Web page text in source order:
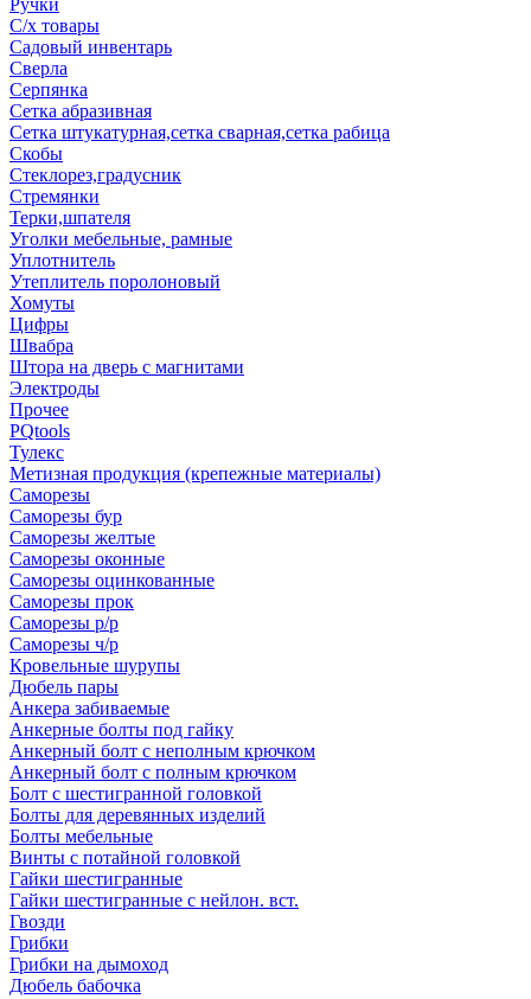
Ручки
С/х товары
Садовый инвентарь
Сверла
Серпянка
Сетка абразивная
Сетка штукатурная,сетка сварная,сетка рабица
Скобы
Стеклорез,градусник
Стремянки
Терки,шпателя
Уголки мебельные, рамные
Уплотнитель
Утеплитель поролоновый
Хомуты
Цифры
Швабра
Штора на дверь с магнитами
Электроды
Прочее
PQtools
Тулекс
Метизная продукция (крепежные материалы)
Саморезы
Саморезы бур
Саморезы желтые
Саморезы оконные
Саморезы оцинкованные
Саморезы прок
Саморезы р/р
Саморезы ч/р
Кровельные шурупы
Дюбель пары
Анкера забиваемые
Анкерные болты под гайку
Анкерный болт с неполным крючком
Анкерный болт с полным крючком
Болт с шестигранной головкой
Болты для деревянных изделий
Болты мебельные
Винты с потайной головкой
Гайки шестигранные
Гайки шестигранные с нейлон. вст.
Гвозди
Грибки
Грибки на дымоход
Дюбель бабочка